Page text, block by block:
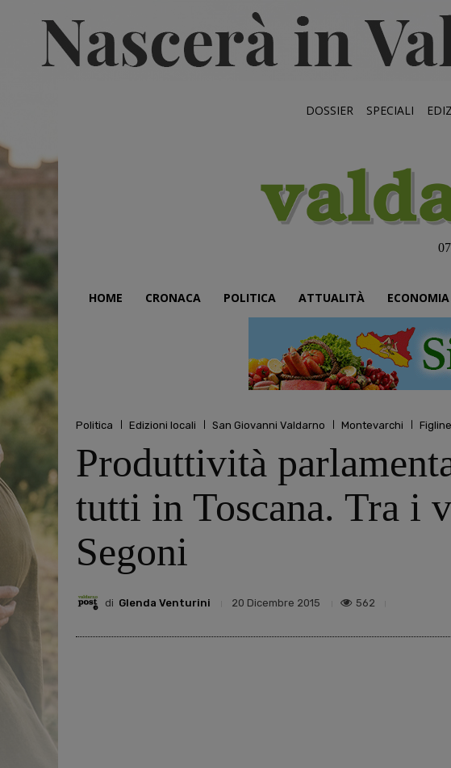
DOSSIER SPECIALI
HOME CRONACA POLITICA ATTUALITÀ ECONOMIA
Politica Edizioni locali San Giovanni Valdarno Montevarchi
Produttività
tutti in Toscana. Tra i
Segoni
di Glenda Venturini 20 Dicembre 2015 562